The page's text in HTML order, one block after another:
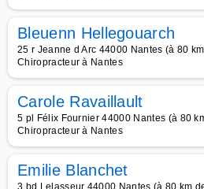
Bleuenn Hellegouarch
25 r Jeanne d Arc 44000 Nantes (à 80
Chiropracteur à Nantes
Carole Ravaillault
5 pl Félix Fournier 44000 Nantes (à 80
Chiropracteur à Nantes
Emilie Blanchet
3 bd Lelasseur 44000 Nantes (à 80 km